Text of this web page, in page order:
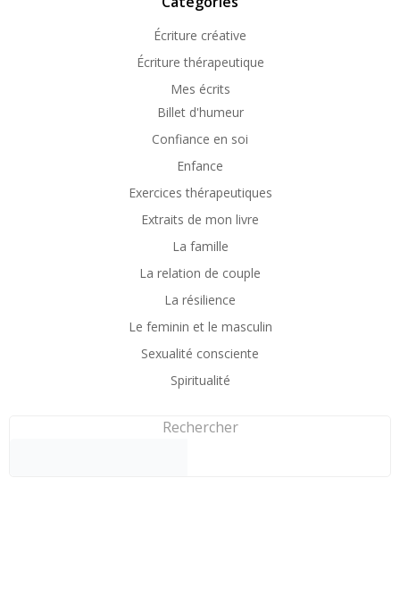
Écriture créative
Écriture thérapeutique
Mes écrits
Billet d'humeur
Confiance en soi
Enfance
Exercices thérapeutiques
Extraits de mon livre
La famille
La relation de couple
La résilience
Le feminin et le masculin
Sexualité consciente
Spiritualité
Rechercher